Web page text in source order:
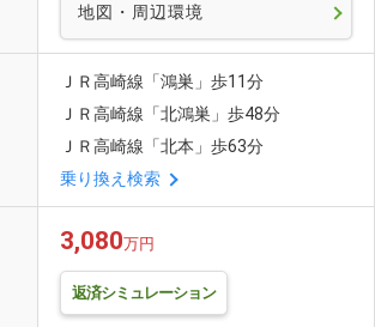
地図・周辺環境
ＪＲ高崎線「鴻巣」歩11分
ＪＲ高崎線「北鴻巣」歩48分
ＪＲ高崎線「北本」歩63分
乗り換え検索
3,080万円
返済シミュレーション